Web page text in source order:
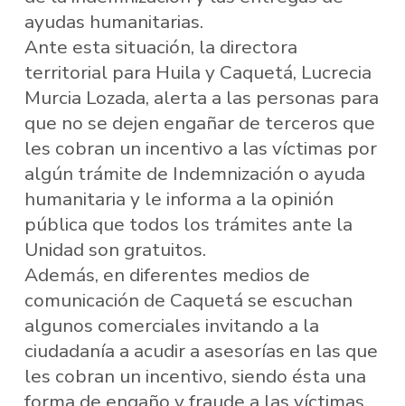
ayudas humanitarias.
Ante esta situación, la directora
territorial para Huila y Caquetá, Lucrecia
Murcia Lozada, alerta a las personas para
que no se dejen engañar de terceros que
les cobran un incentivo a las víctimas por
algún trámite de Indemnización o ayuda
humanitaria y le informa a la opinión
pública que todos los trámites ante la
Unidad son gratuitos.
Además, en diferentes medios de
comunicación de Caquetá se escuchan
algunos comerciales invitando a la
ciudadanía a acudir a asesorías en las que
les cobran un incentivo, siendo ésta una